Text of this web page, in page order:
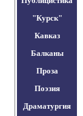
"Курск"
Кавказ
Балканы
Проза
Поэзия
Драматургия